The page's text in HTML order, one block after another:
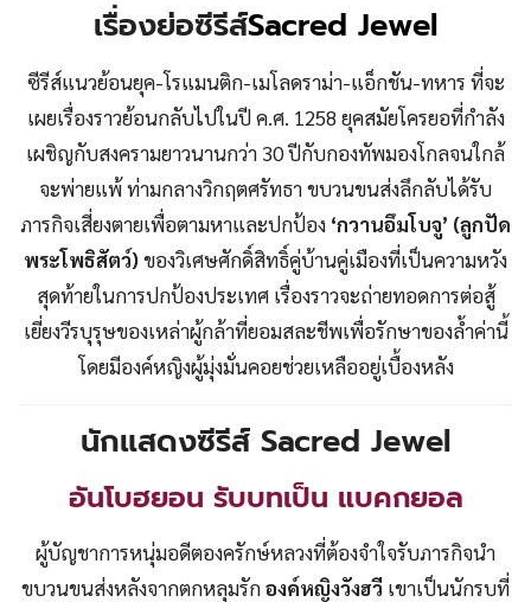
เรื่องย่อซีรีส์Sacred Jewel
ซีรีส์แนวย้อนยุค-โรแมนติก-เมโลดราม่า-แอ็กชัน-ทหาร ที่จะ
เผยเรื่องราวย้อนกลับไปในปี ค.ศ. 1258 ยุคสมัยโครยอที่กำลัง
เผชิญกับสงครามยาวนานกว่า 30 ปีกับกองทัพมองโกลจนใกล้
จะพ่ายแพ้ ท่ามกลางวิกฤตศรัทธา ขบวนขนส่งลึกลับได้รับ
ภารกิจเสี่ยงตายเพื่อตามหาและปกป้อง ‘กวานอึมโบจู’ (ลูกปัด
พระโพธิสัตว์)ของวิเศษศักดิ์สิทธิ์คู่บ้านคู่เมืองที่เป็นความหวัง
สุดท้ายในการปกป้องประเทศ เรื่องราวจะถ่ายทอดการต่อสู้
เยี่ยงวีรบุรุษของเหล่าผู้กล้าที่ยอมสละชีพเพื่อรักษาของล้ำค่านี้
โดยมีองค์หญิงผู้มุ่งมั่นคอยช่วยเหลืออยู่เบื้องหลัง
นักแสดงซีรีส์ Sacred Jewel
อันโบฮยอน รับบทเป็น แบคกยอล
ผู้บัญชาการหนุ่มอดีตองครักษ์หลวงที่ต้องจำใจรับภารกิจนำ
ขบวนขนส่งหลังจากตกหลุมรักองค์หญิงวังฮวี เขาเป็นนักรบที่